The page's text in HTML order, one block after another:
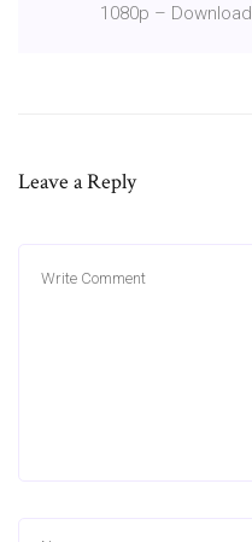
1080p – Download
Leave a Reply